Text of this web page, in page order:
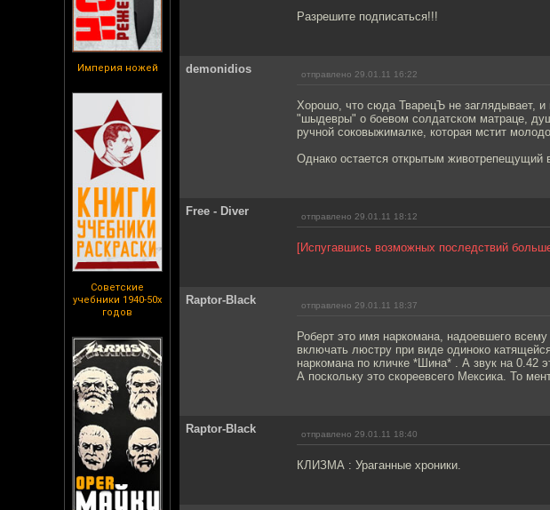
Империя ножей
Советские
учебники 1940-50х
годов
Разрешите подписаться!!!
demonidios отправлено 29.01.11 16:22
Хорошо, что сюда ТварецЪ не заглядывает,
"шыдевры" о боевом солдатском матраце,
ручной соковыжималке, которая мстит
Однако остается открытым животрепещущий
Free - Diver отправлено 29.01.11 18:12
[Испугавшись возможных последствий
Raptor-Black отправлено 29.01.11 18:37
Роберт это имя наркомана, надоевшего
включать люстру при виде одиноко
наркомана по кличке *Шина* . А звук на 0.42
А поскольку это скореевсего Мексика. То
Raptor-Black отправлено 29.01.11 18:40
КЛИЗМА : Ураганные хроники.